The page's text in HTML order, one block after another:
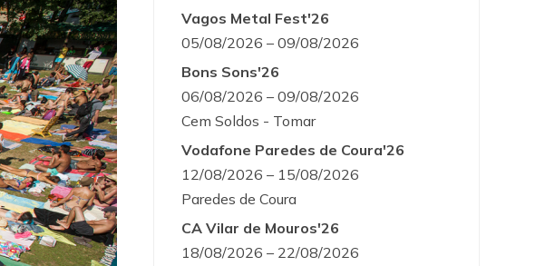
Vagos Metal Fest'26
05/08/2026 – 09/08/2026
Bons Sons'26
06/08/2026 – 09/08/2026
Cem Soldos - Tomar
Vodafone Paredes de Coura'26
12/08/2026 – 15/08/2026
Paredes de Coura
CA Vilar de Mouros'26
18/08/2026 – 22/08/2026